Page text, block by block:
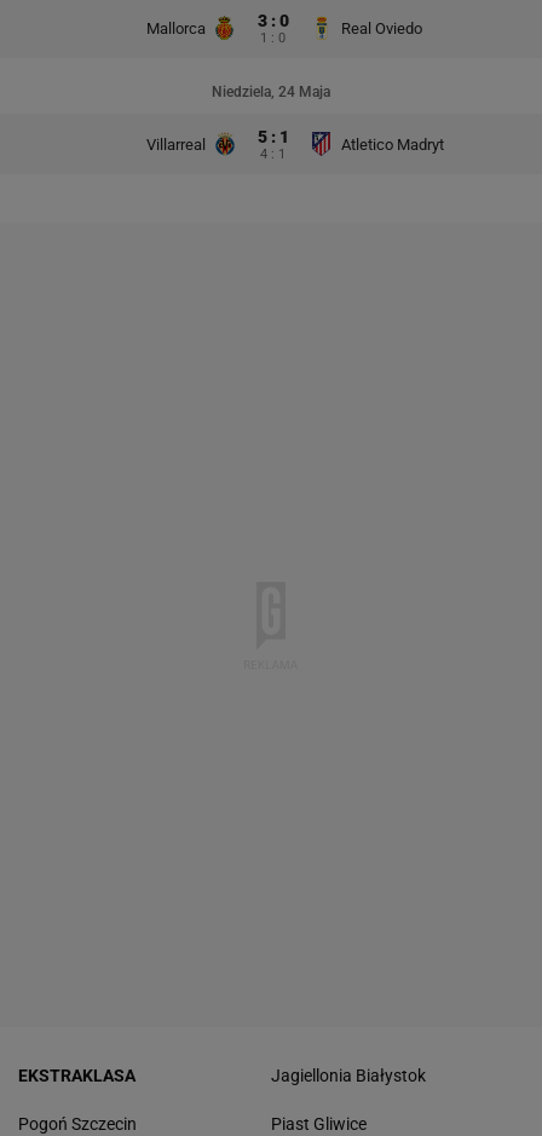
Mallorca 3 : 0
1 : 0
Real Oviedo
Niedziela, 24 Maja
Villarreal 5 : 1
4 : 1
Atletico Madryt
EKSTRAKLASA
Pogoń Szczecin
Jagiellonia Białystok
Piast Gliwice